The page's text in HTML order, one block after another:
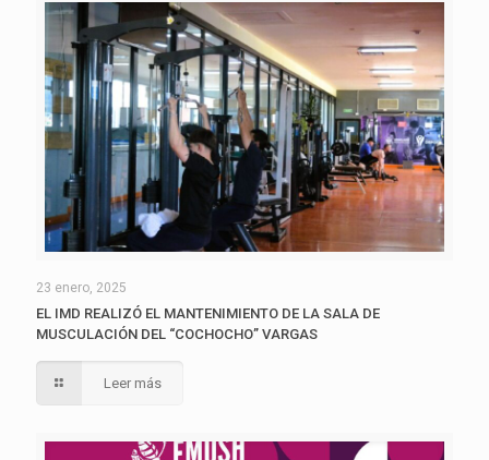
23 enero, 2025
EL IMD REALIZÓ EL MANTENIMIENTO DE LA SALA DE
MUSCULACIÓN DEL “COCHOCHO” VARGAS
Leer más